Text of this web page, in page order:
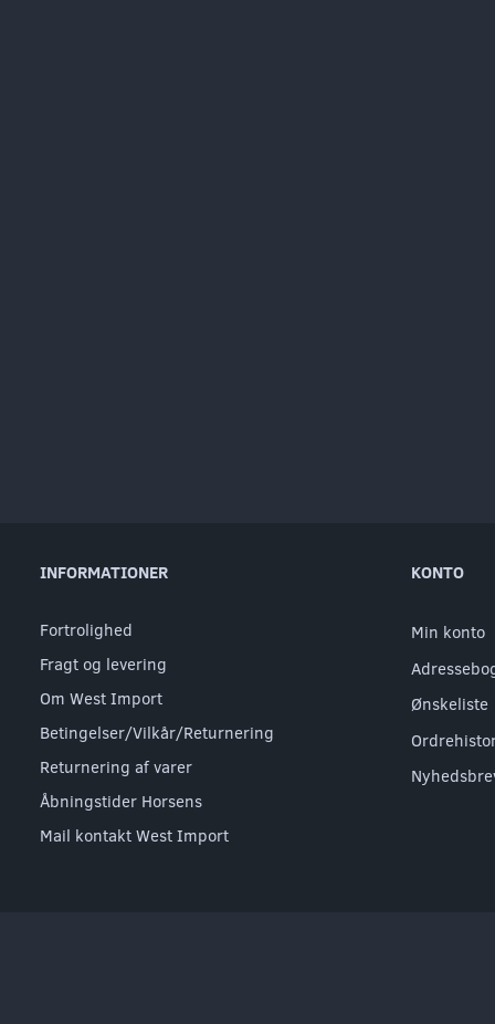
INFORMATIONER
Fortrolighed
Fragt og levering
Om West Import
Betingelser/Vilkår/Returnering
Returnering af varer
Åbningstider Horsens
Mail kontakt West Import
KONTO
Min konto
Ønskeliste